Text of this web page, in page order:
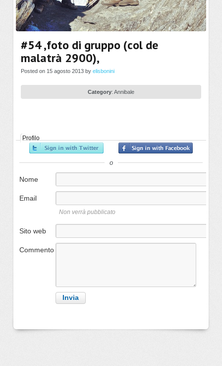
#54 ,foto di gruppo (col de
malatrà 2900),
Posted on 15 agosto 2013 by elisbonini
Category: Annibale
Profilo
o
Nome
Email
Non verrà pubblicato
Sito web
Commento